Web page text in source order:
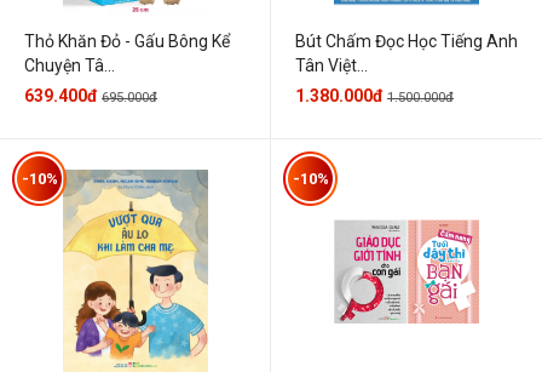
Thỏ Khăn Đỏ - Gấu Bông Kể
Chuyện Tâ...
639.400đ 695.000đ
Bút Chấm Đọc Học Tiếng Anh
Tân Việt...
1.380.000đ 1.500.000đ
-10% -10%